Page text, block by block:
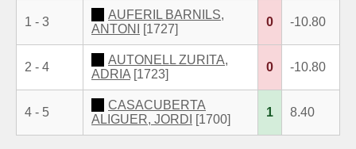
1 - 3
AUFERIL BARNILS,
ANTONI
[1727]
0 -10.80
2 - 4
AUTONELL ZURITA,
ADRIA [1723]
0 -10.80
4 - 5
CASACUBERTA
ALIGUER, JORDI
[1700]
1 8.40